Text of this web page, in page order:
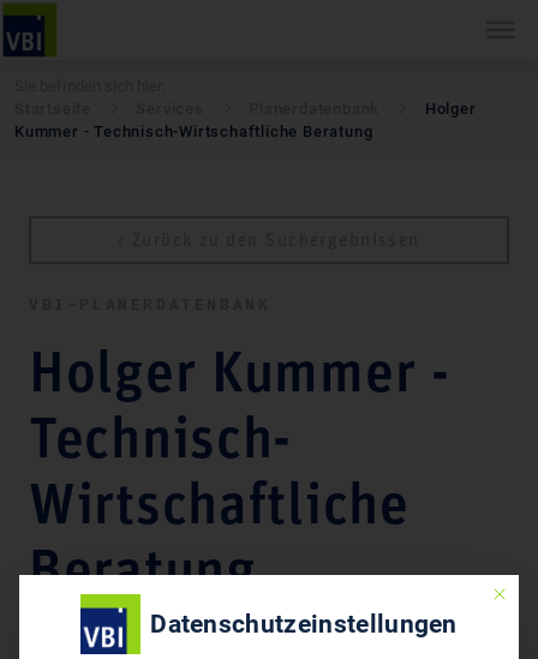
Holger
Kummer - Technisch-Wirtschaftliche Beratung
Holger Kummer -
Technisch-
Wirtschaftliche
Beratung
Unternehmensdarstellung
Mit
Datenschutzeinstellungen